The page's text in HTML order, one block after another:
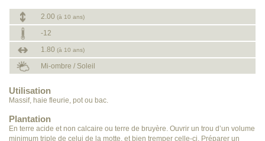
2.00 (à 10 ans)
-12
1.80 (à 10 ans)
Mi-ombre / Soleil
Utilisation
Massif, haie fleurie, pot ou bac.
Plantation
En terre acide et non calcaire ou terre de bruyère. Ouvrir un trou d’un volume
minimum triple de celui de la motte, et bien tremper celle-ci. Préparer un